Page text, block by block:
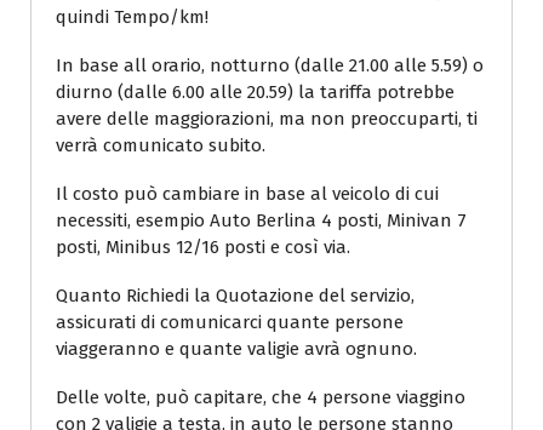
quindi Tempo/km!
In base all orario, notturno (dalle 21.00 alle 5.59) o
diurno (dalle 6.00 alle 20.59) la tariffa potrebbe
avere delle maggiorazioni, ma non preoccuparti, ti
verrà comunicato subito.
Il costo può cambiare in base al veicolo di cui
necessiti, esempio Auto Berlina 4 posti, Minivan 7
posti, Minibus 12/16 posti e così via.
Quanto Richiedi la Quotazione del servizio,
assicurati di comunicarci quante persone
viaggeranno e quante valigie avrà ognuno.
Delle volte, può capitare, che 4 persone viaggino
con 2 valigie a testa, in auto le persone stanno